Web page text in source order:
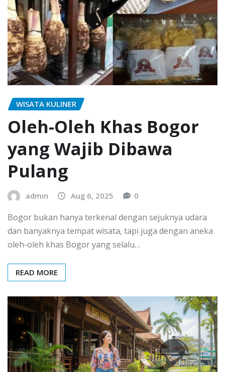
WISATA KULINER
Oleh-Oleh Khas Bogor
yang Wajib Dibawa
Pulang
admin Aug 6, 2025 0
Bogor bukan hanya terkenal dengan sejuknya udara
dan banyaknya tempat wisata, tapi juga dengan aneka
oleh-oleh khas Bogor yang selalu…
READ MORE